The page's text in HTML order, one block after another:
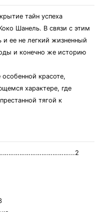
тайн успеха
Шанель. В связи с этим
ее не легкий жизненный
и конечно же историю
красоте,
характере, где
тягой к